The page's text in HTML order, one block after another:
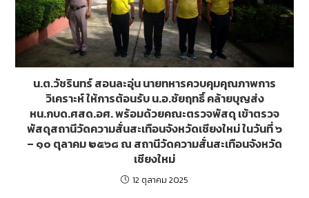
น.ต.วัชรินทร์ สอนละอุ่น นายทหารควบคุมคุณภาพการ
วิเคราะห์ ให้การต้อนรับ น.อ.ชัยฤทธิ์ คล้ายบุญส่ง
หน.กบด.ศสด.อศ. พร้อมด้วยคณะตรวจพัสดุ เข้าตรวจ
พัสดุสถานีวัดความสั่นสะเทือนจังหวัดเชียงใหม่ ในวันที่ ๖
– ๑๐ ตุลาคม ๒๕๖๘ ณ สถานีวัดความสั่นสะเทือนจังหวัด
เชียงใหม่
12 ตุลาคม 2025